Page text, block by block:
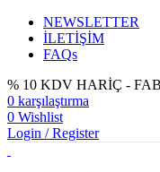
NEWSLETTER
İLETİŞİM
FAQs
% 10 KDV HARİÇ -
0 karşılaştırma
0 Wishlist
Login / Register